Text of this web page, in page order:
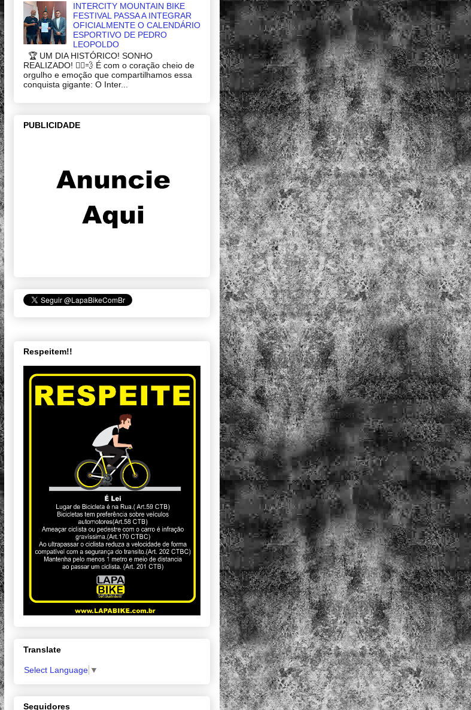
INTERCITY MOUNTAIN BIKE
FESTIVAL PASSA A INTEGRAR
OFICIALMENTE O CALENDÁRIO
ESPORTIVO DE PEDRO
LEOPOLDO
🏆 UM DIA HISTÓRICO! SONHO
REALIZADO! 🚴‍♂️💨 É com o coração cheio de
orgulho e emoção que compartilhamos essa
conquista gigante: O Inter...
PUBLICIDADE
Respeitem!!
Translate
Select Language ▼
Seguidores